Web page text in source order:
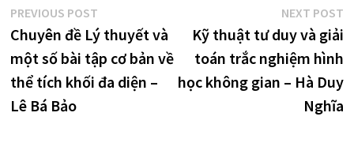
Điều
hướng
bài
viết
PREVIOUS POSTPrevious
post:
Chuyên đề Lý thuyết và
một số bài tập cơ bản về
thể tích khối đa diện –
Lê Bá Bảo
NEXT POST
Kỹ thuật tư duy và giải
toán trắc nghiệm hình
học không gian – Hà Duy
Nghĩa